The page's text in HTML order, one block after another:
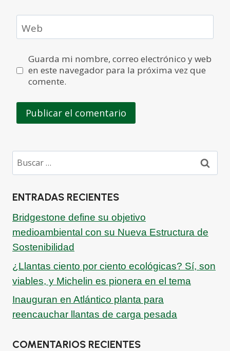
Web
Guarda mi nombre, correo electrónico y web
en este navegador para la próxima vez que
comente.
ENTRADAS RECIENTES
Bridgestone define su objetivo
medioambiental con su Nueva Estructura de
Sostenibilidad
¿Llantas ciento por ciento ecológicas? Sí, son
viables, y Michelin es pionera en el tema
Inauguran en Atlántico planta para
reencauchar llantas de carga pesada
COMENTARIOS RECIENTES